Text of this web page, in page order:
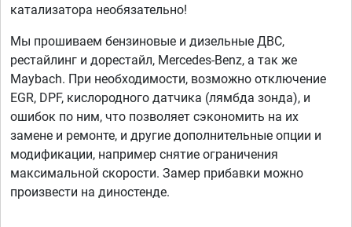
катализатора необязательно!
Мы прошиваем бензиновые и дизельные ДВС,
рестайлинг и дорестайл, Mercedes-Benz, а так же
Maybach. При необходимости, возможно отключение
EGR, DPF, кислородного датчика (лямбда зонда), и
ошибок по ним, что позволяет сэкономить на их
замене и ремонте, и другие дополнительные опции и
модификации, например снятие ограничения
максимальной скорости. Замер прибавки можно
произвести на диностенде.